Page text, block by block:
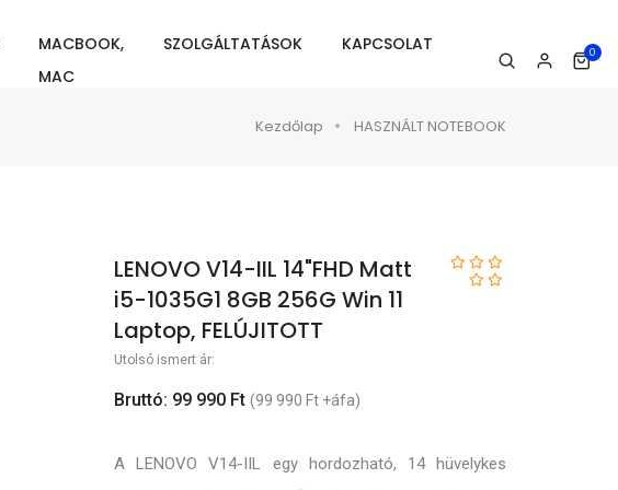
MACBOOK,
MAC
SZOLGÁLTATÁSOK KAPCSOLAT 0
Kezdőlap HASZNÁLT NOTEBOOK
LENOVO V14-IIL 14"FHD Matt
i5-1035G1 8GB 256G Win 11
Laptop, FELÚJITOTT
Utolsó ismert ár:
Bruttó: 99 990 Ft (99 990 Ft +áfa)
A LENOVO V14-IIL egy hordozható, 14 hüvelykes